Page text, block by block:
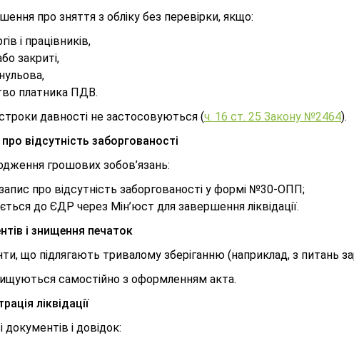
про зняття з обліку без перевірки, якщо:
і працівників,
закриті,
платника ПДВ.
давності не застосовуються (ч. 16 ст. 25 Закону №2464).
відсутність заборгованості
грошових зобов’язань:
про відсутність заборгованості у формі №30-ОПП;
до ЄДР через Мін’юст для завершення ліквідації.
і знищення печаток
що підлягають тривалому зберіганню (наприклад, з питань
самостійно з оформленням акта.
ліквідації
документів і довідок: